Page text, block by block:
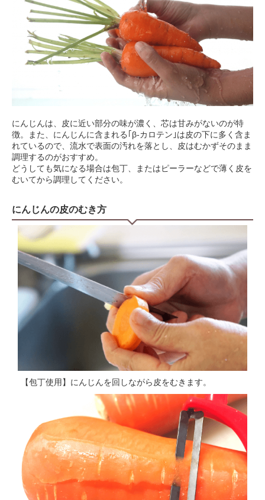
にんじんは、皮に近い部分の味が濃く、芯は甘みがないのが特
徴。また、にんじんに含まれる｢β‐カロテン｣は皮の下に多く含ま
れているので、流水で表面の汚れを落とし、皮はむかずそのまま
調理するのがおすすめ。
どうしても気になる場合は包丁、またはピーラーなどで薄く皮を
むいてから調理してください。
にんじんの皮のむき方
【包丁使用】にんじんを回しながら皮をむきます。